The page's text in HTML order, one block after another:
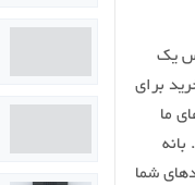
یک
برای
ما
شما